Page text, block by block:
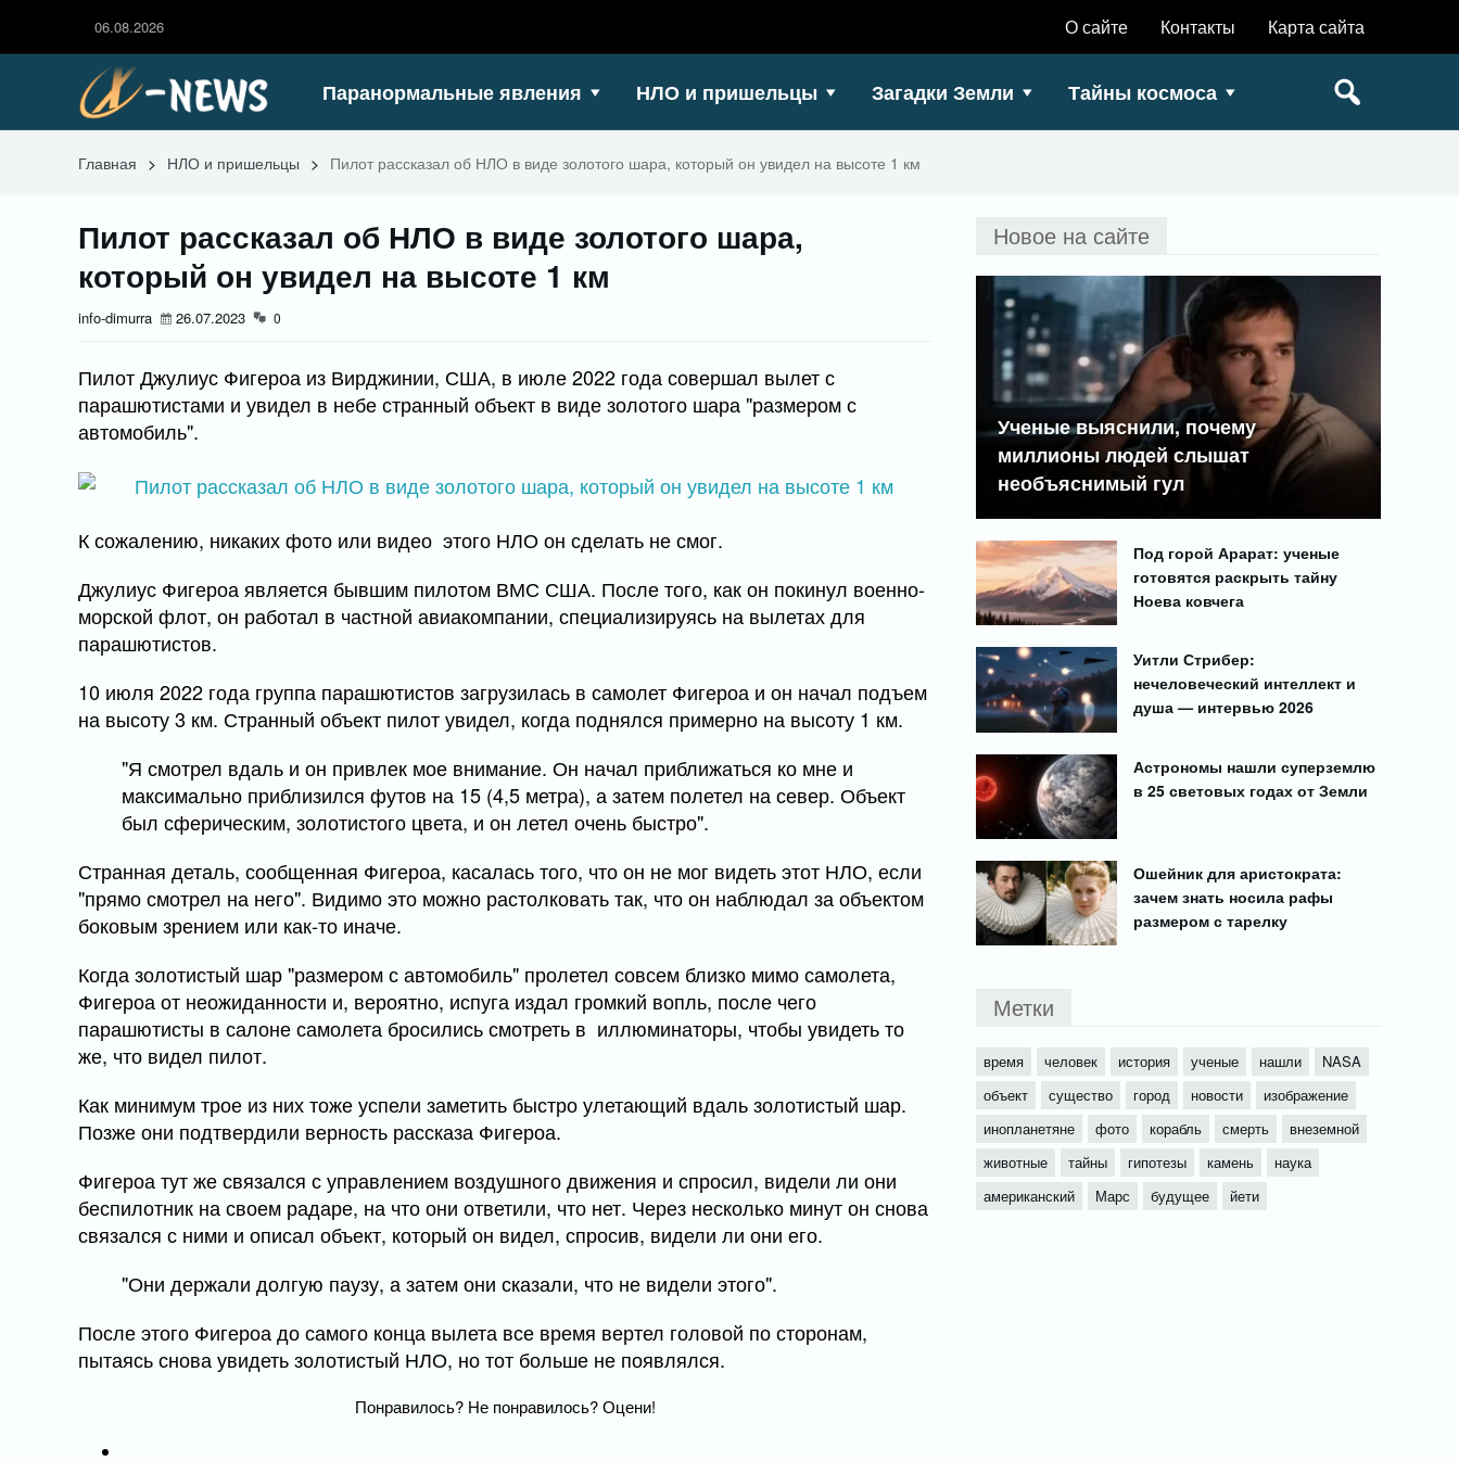
О сайте Контакты Карта сайта
06.08.2026
Паранормальные явления НЛО и пришельцы Загадки Земли Тайны космоса
Главная > НЛО и пришельцы > Пилот рассказал об НЛО в виде золотого шара, который он увидел на высоте 1 км
Пилот рассказал об НЛО в виде золотого шара,
который он увидел на высоте 1 км
info-dimurra 26.07.2023 0
Пилот Джулиус Фигероа из Вирджинии, США, в июле 2022 года совершал вылет с
парашютистами и увидел в небе странный объект в виде золотого шара "размером с
автомобиль".
К сожалению, никаких фото или видео этого НЛО он сделать не смог.
Джулиус Фигероа является бывшим пилотом ВМС США. После того, как он покинул военно-
морской флот, он работал в частной авиакомпании, специализируясь на вылетах для
парашютистов.
10 июля 2022 года группа парашютистов загрузилась в самолет Фигероа и он начал подъем
на высоту 3 км. Странный объект пилот увидел, когда поднялся примерно на высоту 1 км.
"Я смотрел вдаль и он привлек мое внимание. Он начал приближаться ко мне и
максимально приблизился футов на 15 (4,5 метра), а затем полетел на север. Объект
был сферическим, золотистого цвета, и он летел очень быстро".
Странная деталь, сообщенная Фигероа, касалась того, что он не мог видеть этот НЛО, если
"прямо смотрел на него". Видимо это можно растолковать так, что он наблюдал за объектом
боковым зрением или как-то иначе.
Когда золотистый шар "размером с автомобиль" пролетел совсем близко мимо самолета,
Фигероа от неожиданности и, вероятно, испуга издал громкий вопль, после чего
парашютисты в салоне самолета бросились смотреть в иллюминаторы, чтобы увидеть то
же, что видел пилот.
Как минимум трое из них тоже успели заметить быстро улетающий вдаль золотистый шар.
Позже они подтвердили верность рассказа Фигероа.
Фигероа тут же связался с управлением воздушного движения и спросил, видели ли они
беспилотник на своем радаре, на что они ответили, что нет. Через несколько минут он снова
связался с ними и описал объект, который он видел, спросив, видели ли они его.
"Они держали долгую паузу, а затем они сказали, что не видели этого".
После этого Фигероа до самого конца вылета все время вертел головой по сторонам,
пытаясь снова увидеть золотистый НЛО, но тот больше не появлялся.
Понравилось? Не понравилось? Оцени!
Новое на сайте
Ученые выяснили, почему
миллионы людей слышат
необъяснимый гул
Под горой Арарат: ученые
готовятся раскрыть тайну
Ноева ковчега
Уитли Стрибер:
нечеловеческий интеллект и
душа — интервью 2026
Астрономы нашли суперземлю
в 25 световых годах от Земли
Ошейник для аристократа:
зачем знать носила рафы
размером с тарелку
Метки
время человек история ученые нашли
NASA
объект
существо город новости
изображение
инопланетяне
фото корабль смерть
внеземной
животные
тайны гипотезы камень
наука
американский
Марс будущее йети